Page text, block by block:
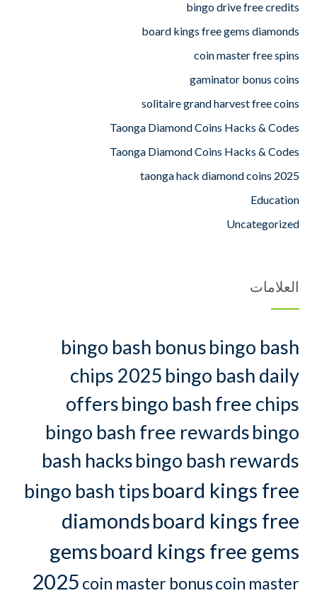
bingo drive free credits
board kings free gems diamonds
coin master free spins
gaminator bonus coins
solitaire grand harvest free coins
Taonga Diamond Coins Hacks & Codes
Taonga Diamond Coins Hacks & Codes
taonga hack diamond coins 2025
Education
Uncategorized
العلامات
bingo bash bonusbingo bash
chips 2025 bingo bash daily
offersbingo bash free chips
bingo bash free rewardsbingo
bash hacksbingo bash rewards
bingo bash tipsboard kings free
diamondsboard kings free
gemsboard kings free gems
2025 coin master bonuscoin master